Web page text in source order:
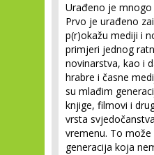
Urađeno je mnogo
Prvo je urađeno
p(r)okažu mediji i
primjeri jednog
novinarstva, kao i
hrabre i časne
su mlađim
knjige, filmovi i
vrsta
vremenu. To
generacija koja